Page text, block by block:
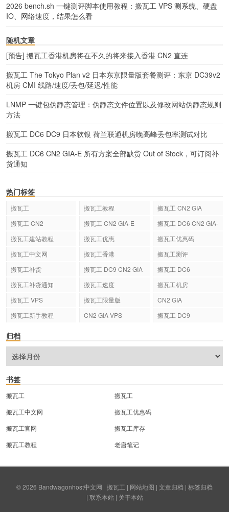
2026 bench.sh 一键测评脚本使用教程：搬瓦工 VPS 测系统、硬盘
IO、网络速度，结果怎么看
随机文章
[预告] 搬瓦工香港机房将在不久的将来接入香港 CN2 直连
搬瓦工 The Tokyo Plan v2 日本东京限量版套餐测评：东京 DC39v2
机房 CMI 线路/速度/丢包/延迟/性能
LNMP 一键包伪静态管理：伪静态文件位置以及修改网站伪静态规则
方法
搬瓦工 DC6 DC9 日本软银 荷兰联通机房晚高峰丢包率测试对比
搬瓦工 DC6 CN2 GIA-E 所有方案全部缺货 Out of Stock，可订阅补
货通知
热门标签
搬瓦工 搬瓦工教程
搬瓦工 CN2 GIA
搬瓦工 CN2
搬瓦工 CN2 GIA-E
搬瓦工 DC6 CN2 GIA-
搬瓦工建站教程 搬瓦工优惠
搬瓦工优惠码
搬瓦工中文网
搬瓦工香港
搬瓦工测评
搬瓦工补货
搬瓦工 DC9 CN2 GIA
搬瓦工 DC6
搬瓦工补货通知
搬瓦工速度
搬瓦工机房
搬瓦工 VPS
搬瓦工限量版
CN2 GIA
搬瓦工新手教程
CN2 GIA VPS 搬瓦工 DC9
归档
书签
搬瓦工
搬瓦工
搬瓦工中文网
搬瓦工优惠码
搬瓦工官网
搬瓦工库存
搬瓦工教程
老唐笔记
© 2026 Bandwagonhost中文网 搬瓦工 | 网站地图 | 文章归档 | 标签归档
| 联系本站| 关于本站